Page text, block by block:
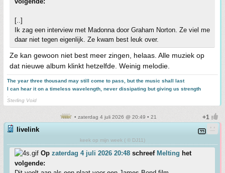
[..]
Ik zag een interview met Madonna door Graham Norton. Ze viel me
daar niet tegen eigenlijk. Ze kwam best leuk over.
Ze kan gewoon niet best meer zingen, helaas. Alle muziek op
dat nieuwe album klinkt hetzelfde. Weinig melodie.
The year three thousand may still come to pass, but the music shall last
I can hear it on a timeless wavelength, never dissipating but giving us strength
Sterling Void
• zaterdag 4 juli 2026 @ 20:49 • 21
livelink
keek op mijn week ( © DJ11)
Op zaterdag 4 juli 2026 20:48 schreef Melting het
volgende: